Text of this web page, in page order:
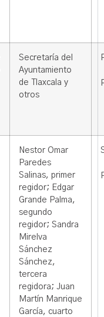
Secretaría del
Ayuntamiento
de Tlaxcala y
otros
Nestor Omar
Paredes
Salinas, primer
regidor; Edgar
Grande Palma,
segundo
regidor; Sandra
Mirelva
Sánchez
Sánchez,
tercera
regidora; Juan
Martín Manrique
García, cuarto